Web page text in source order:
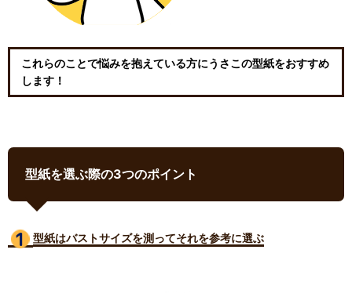
これらのことで悩みを抱えている方にうさこの型紙をおすすめ
します！
型紙を選ぶ際の3つのポイント
型紙はバストサイズを測ってそれを参考に選ぶ